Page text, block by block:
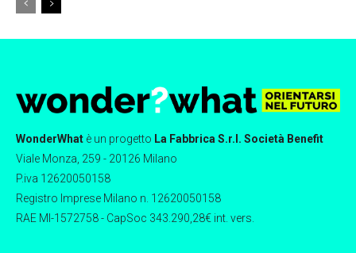
WonderWhat è un progetto La Fabbrica S.r.l. Società Benefit
Viale Monza, 259 - 20126 Milano
P.iva 12620050158
Registro Imprese Milano n. 12620050158
RAE MI-1572758 - CapSoc 343.290,28€ int. vers.